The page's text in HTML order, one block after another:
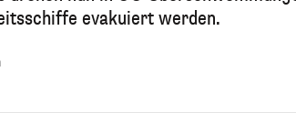
evakuiert werden.